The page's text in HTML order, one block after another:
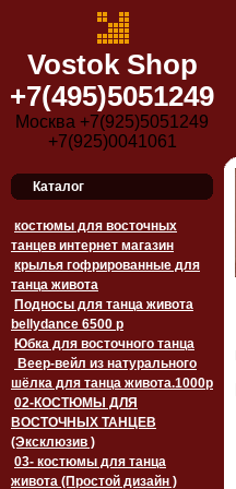
Vostok Shop
+7(495)5051249
Москва +7(925)5051249
+7(925)0041061
Каталог
костюмы для восточных
танцев интернет магазин
крылья гофрированные для
танца живота
Подносы для танца живота
bellydance 6500 p
Юбка для восточного танца
Веер-вейл из натурального
шёлка для танца живота.1000p
02-КОСТЮМЫ ДЛЯ
ВОСТОЧНЫХ ТАНЦЕВ
(Эксклюзив )
03- костюмы для танца
живота (Простой дизайн )